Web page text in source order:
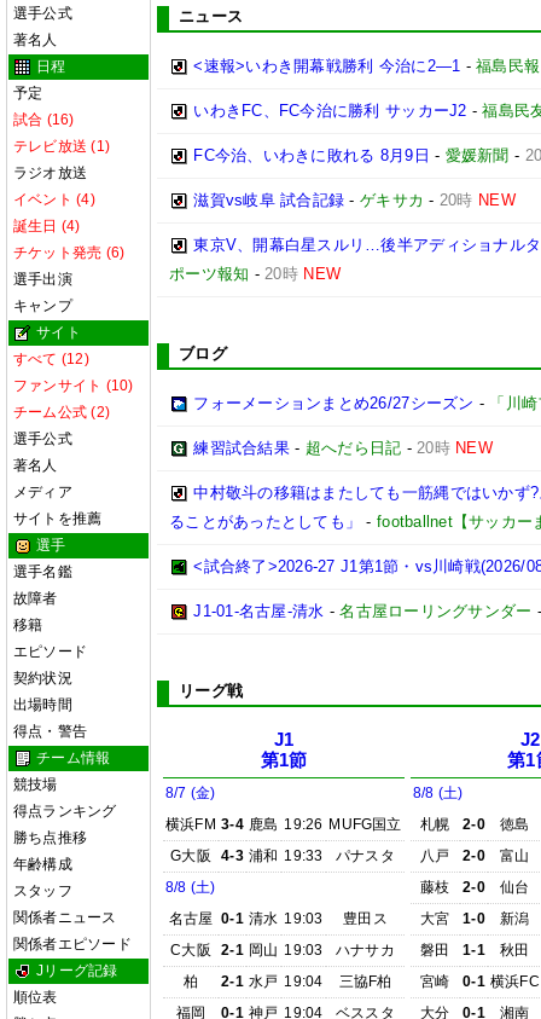
選手公式
著名人
日程
予定
試合 (16)
テレビ放送 (1)
ラジオ放送
イベント (4)
誕生日 (4)
チケット発売 (6)
選手出演
キャンプ
サイト
すべて (12)
ファンサイト (10)
チーム公式 (2)
選手公式
著名人
メディア
サイトを推薦
選手
選手名鑑
故障者
移籍
エピソード
契約状況
出場時間
得点・警告
チーム情報
競技場
得点ランキング
勝ち点推移
年齢構成
スタッフ
関係者ニュース
関係者エピソード
Jリーグ記録
順位表
ニュース
<速報>いわき開幕戦勝利 今治に2―1 -福島民報
いわきFC、FC今治に勝利 サッカーJ2 -福島民
FC今治、いわきに敗れる 8月9日 - 愛媛新聞 -
滋賀vs岐阜 試合記録 -ゲキサカ - 20時 NEW
東京V、開幕白星スルリ…後半アディショナル
ポーツ報知 -20時 NEW
ブログ
フォーメーションまとめ26/27シーズン - 「川
練習試合結果- 超へだら日記 -20時 NEW
中村敬斗の移籍はまたしても一筋縄ではいかず
ることがあったとしても」
-footballnet【サッカー
<試合終了>2026-27 J1第1節・vs川崎戦(2026/
J1-01-名古屋-清水 -名古屋ローリングサンダー
リーグ戦
J1
第1節
8/7 (金)
横浜FM 3-4 鹿島 19:26 MUFG国立
G大阪
4-3 浦和 19:33
パナスタ
8/8 (土)
名古屋 0-1 清水 19:03
豊田ス
C大阪
2-1 岡山 19:03
ハナサカ
柏
2-1 水戸 19:04
三協F柏
福岡
0-1 神戸 19:04
ベススタ
J2
第1
8/8 (土)
札幌
2-0
徳島
八戸
2-0
富山
藤枝
2-0
仙台
大宮
1-0
新潟
磐田
1-1
秋田
宮崎
0-1 横浜FC
大分
0-1
湘南